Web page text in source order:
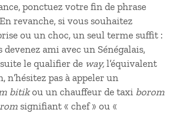
ponctuez votre fin de phrase
revanche, si vous souhaitez
ou un choc, un seul terme suffit :
devenez ami avec un Sénégalais,
le qualifier de way, l’équivalent
n’hésitez pas à appeler un
bitikou un chauffeur de taxi borom
signifiant « chef » ou «